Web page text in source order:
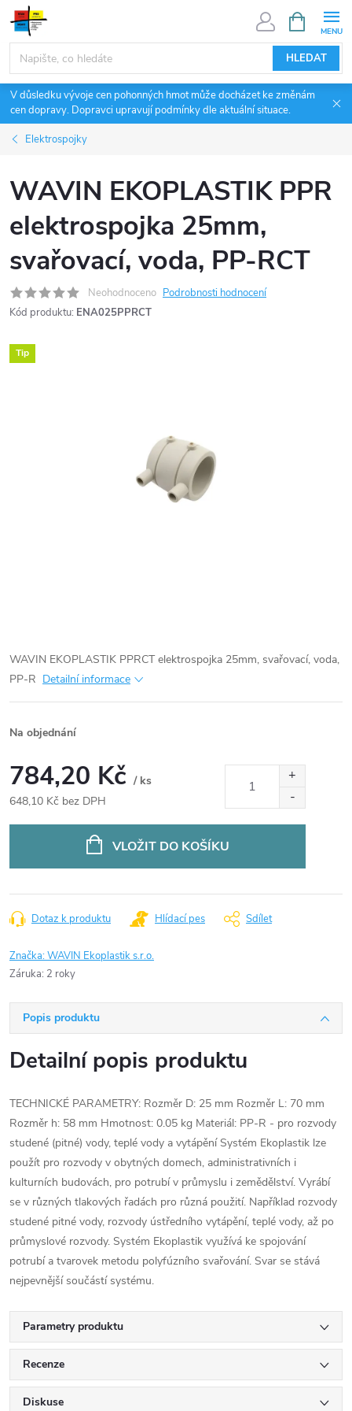
Přejít
obsah
HLEDAT
NÁKUPNÍ
KOŠÍK
V důsledku vývoje cen pohonných hmot může docházet ke změnám
cen dopravy. Dopravci upravují podmínky dle aktuální situace.
Elektrospojky
WAVIN EKOPLASTIK PPR
elektrospojka 25mm,
svařovací, voda, PP-RCT
Neohodnoceno Podrobnosti hodnocení
Kód produktu: ENA025PPRCT
Tip
WAVIN EKOPLASTIK PPRCT elektrospojka 25mm, svařovací, voda,
PP-R Detailní informace
Na objednání
784,20 Kč / ks
648,10 Kč bez DPH
VLOŽIT DO KOŠÍKU
Dotaz k produktu Hlídací pes Sdílet
Značka:WAVIN Ekoplastik s.r.o.
Záruka: 2 roky
Popis produktu
Detailní popis produktu
TECHNICKÉ PARAMETRY: Rozměr D: 25 mm Rozměr L: 70 mm
Rozměr h: 58 mm Hmotnost: 0.05 kg Materiál: PP-R - pro rozvody
studené (pitné) vody, teplé vody a vytápění Systém Ekoplastik lze
použít pro rozvody v obytných domech, administrativních i
kulturních budovách, pro potrubí v průmyslu i zemědělství. Vyrábí
se v různých tlakových řadách pro různá použití. Například rozvody
studené pitné vody, rozvody ústředního vytápění, teplé vody, až po
průmyslové rozvody. Systém Ekoplastik využívá ke spojování
potrubí a tvarovek metodu polyfúzního svařování. Svar se stává
nejpevnější součástí systému.
Parametry produktu
Recenze
Diskuse